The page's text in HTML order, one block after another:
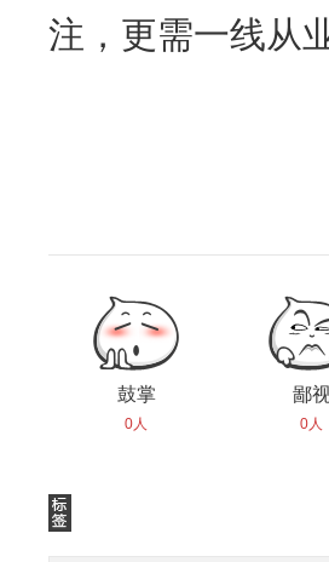
注，更需一线从
鼓掌
0人
鄙
0人